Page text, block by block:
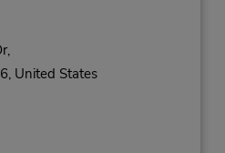
United States